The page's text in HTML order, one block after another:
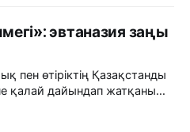
эвтаназия заңы
өтіріктің Қазақстанды
қалай дайындап жатқаны
екені жайлы.